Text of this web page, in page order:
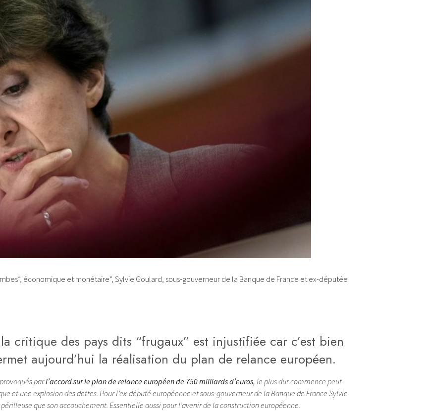
économique et monétaire”, Sylvie Goulard, sous-gouverneur de la Banque de France et ex-députée
critique des pays dits “frugaux” est injustifiée car c’est bien
aujourd’hui la réalisation du plan de relance européen.
parl’accord sur le plan de relance européen de 750 milliards d’euros, le plus dur commence peut-
et une explosion des dettes. Pour l’ex-député européenne et sous-gouverneur de la Banque de France Sylvie
que son accouchement. Essentielle aussi pour l’avenir de la construction européenne.